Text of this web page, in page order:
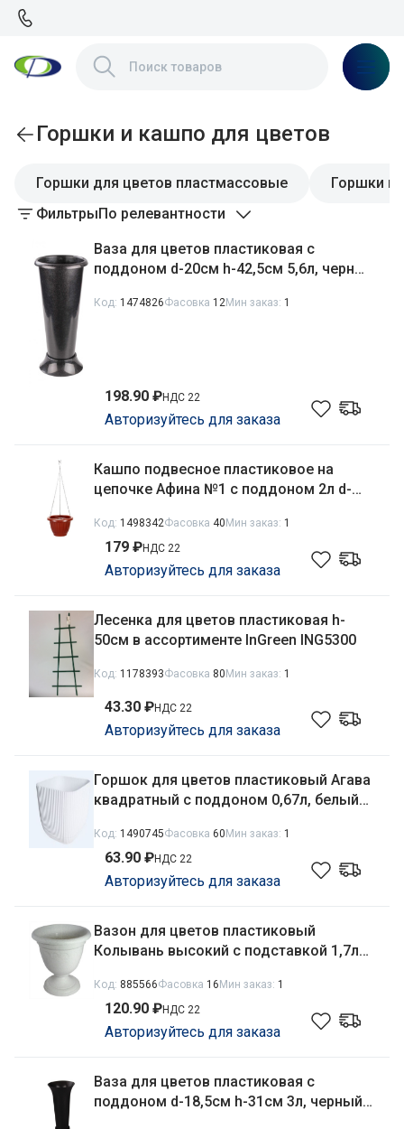
Горшки и кашпо для цветов
Горшки для цветов пластмассовые
Горшки
ФильтрыПо релевантности
Ваза для цветов пластиковая с
поддоном d-20см h-42,5см 5,6л, черный
Код: 1474826Фасовка 12Мин заказ: 1
198.90 ₽НДС 22
Авторизуйтесь для заказа
Кашпо подвесное пластиковое на
цепочке Афина №1 с поддоном 2л d-
07296
Код: 1498342Фасовка 40Мин заказ: 1
179 ₽НДС 22
Авторизуйтесь для заказа
Лесенка для цветов пластиковая h-
50см в ассортименте InGreen ING5300
Код: 1178393Фасовка 80Мин заказ: 1
43.30 ₽НДС 22
Авторизуйтесь для заказа
Горшок для цветов пластиковый Агава
квадратный с поддоном 0,67л, белый
Код: 1490745Фасовка 60Мин заказ: 1
63.90 ₽НДС 22
Авторизуйтесь для заказа
Вазон для цветов пластиковый
Колывань высокий с подставкой 1,7л
Код: 885566Фасовка 16Мин заказ: 1
120.90 ₽НДС 22
Авторизуйтесь для заказа
Ваза для цветов пластиковая с
поддоном d-18,5см h-31см 3л, черный